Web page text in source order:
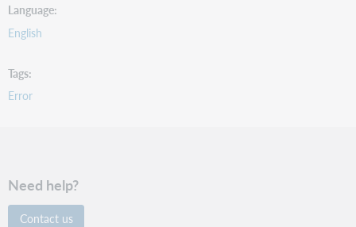
Language
English
Tags
Error
Need help?
Contact us